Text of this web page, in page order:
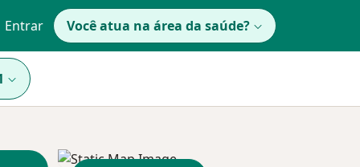
Entrar Você atua na área da saúde?